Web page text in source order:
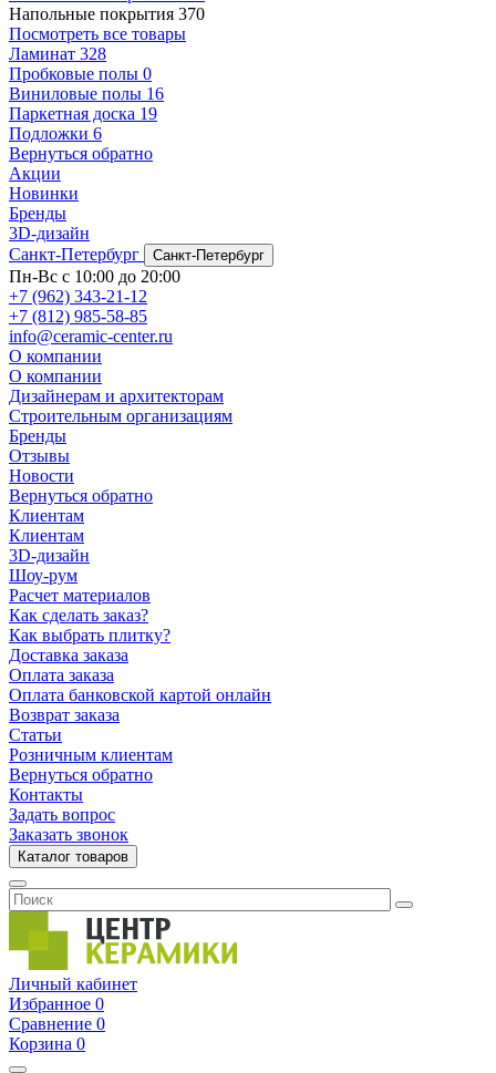
Напольные покрытия 370
Посмотреть все товары
Ламинат 328
Пробковые полы 0
Виниловые полы 16
Паркетная доска 19
Подложки 6
Вернуться обратно
Акции
Новинки
Бренды
3D-дизайн
Санкт-Петербург
Санкт-Петербург
Пн-Вс с 10:00 до 20:00
+7 (962) 343-21-12
+7 (812) 985-58-85
info@ceramic-center.ru
О компании
О компании
Дизайнерам и архитекторам
Строительным организациям
Бренды
Отзывы
Новости
Вернуться обратно
Клиентам
Клиентам
3D-дизайн
Шоу-рум
Расчет материалов
Как сделать заказ?
Как выбрать плитку?
Доставка заказа
Оплата заказа
Оплата банковской картой онлайн
Возврат заказа
Статьи
Розничным клиентам
Вернуться обратно
Контакты
Задать вопрос
Заказать звонок
Каталог товаров
Личный кабинет
Избранное 0
Сравнение 0
Корзина 0